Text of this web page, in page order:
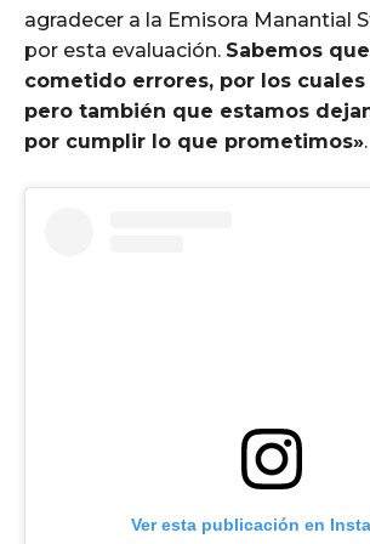
agradecer a la Emisora Manantial
por esta evaluación. Sabemos
cometido errores, por los
pero también que estamos
por cumplir lo que prometimos».
Ver esta publicación en